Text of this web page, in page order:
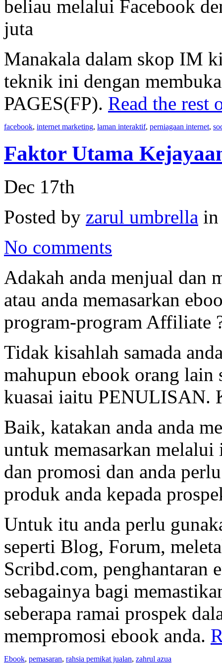
beliau melalui Facebook
juta
Manakala dalam skop IM
teknik ini dengan
PAGES(FP). Read the rest
facebook, internet marketing, laman interaktif, perniagaan internet,
Faktor Utama
Dec 17th
Posted by zarul umbrella
No comments
Adakah anda menjual dan
atau anda memasarkan
program-program Affiliate
Tidak kisahlah samada
mahupun ebook orang lain
kuasai iaitu PENULISAN.
Baik, katakan anda anda
untuk memasarkan
dan promosi dan anda
produk anda kepada
Untuk itu anda perlu
seperti Blog, Forum,
Scribd.com, penghantaran
sebagainya bagi
seberapa ramai prospek
mempromosi ebook anda.
Ebook, pemasaran, rahsia pemikat jualan, zahrul azua